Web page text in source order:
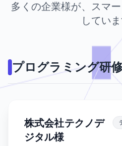
多くの企業様が、スマ
してい
プログラミング研
株式会社テクノデ
ジタル様